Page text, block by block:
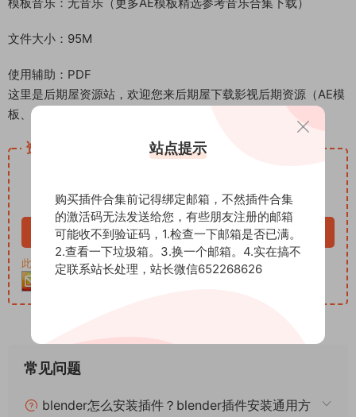
文件大小：95M
使用辅助：PDF
这里是后期屋资源站，欢迎您来后期屋下载影视后期资源（AE模
板、PR模板、音视频频素材各种插件等）
资源下载
VIP免费
立即购买
此资源购买后30天内可下载。客服QQ：652268626
常见问题
blender怎么安装插件？blender插件安装通用方
站点提示
购买插件合集前记得绑定邮箱，不然插件合集
的激活码无法发送给您，有些朋友注册的邮箱
可能收不到验证码，1.检查一下邮箱是否已满。
2.查看一下垃圾箱。3.换一个邮箱。4.实在搞不
定联系站长处理，站长微信652268626